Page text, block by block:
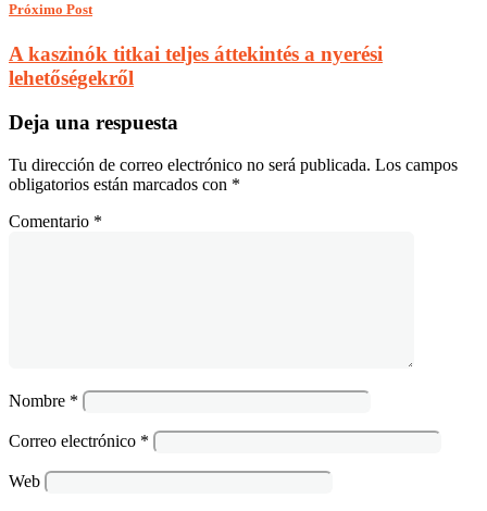
Próximo Post
A kaszinók titkai teljes áttekintés a nyerési
lehetőségekről
Deja una respuesta
Tu dirección de correo electrónico no será publicada. Los campos
obligatorios están marcados con *
Comentario *
Nombre *
Correo electrónico *
Web